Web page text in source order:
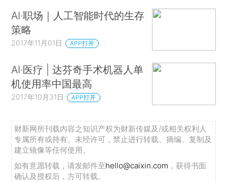
AI·职场｜人工智能时代的生存
策略
2017年11月01日 APP打开
AI·医疗 | 达芬奇手术机器人单
机使用率中国最高
2017年10月31日 APP打开
财新网所刊载内容之知识产权为财新传媒及/或相关权利人
专属所有或持有。未经许可，禁止进行转载、摘编、复制及
建立镜像等任何使用。
如有意愿转载，请发邮件至hello@caixin.com ，获得书面
确认及授权后，方可转载。